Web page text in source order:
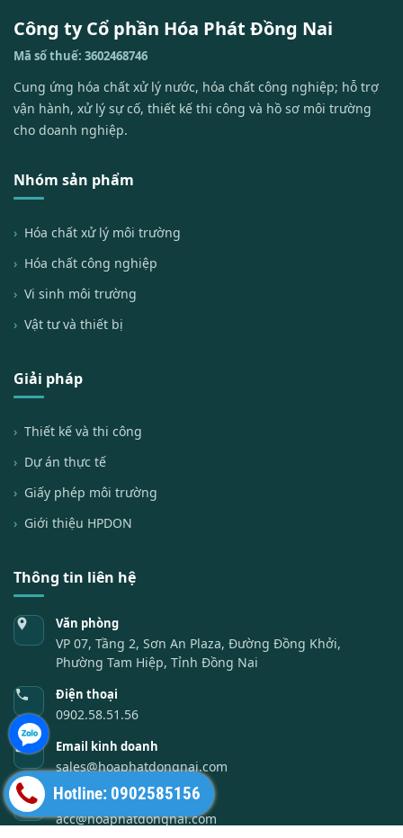
Công ty Cổ phần Hóa Phát Đồng Nai
Mã số thuế: 3602468746
Cung ứng hóa chất xử lý nước, hóa chất công nghiệp; hỗ trợ
vận hành, xử lý sự cố, thiết kế thi công và hồ sơ môi trường
cho doanh nghiệp.
Nhóm sản phẩm
Hóa chất xử lý môi trường
Hóa chất công nghiệp
Vi sinh môi trường
Vật tư và thiết bị
Giải pháp
Thiết kế và thi công
Dự án thực tế
Giấy phép môi trường
Giới thiệu HPDON
Thông tin liên hệ
Văn phòng
VP 07, Tầng 2, Sơn An Plaza, Đường Đồng Khởi,
Phường Tam Hiệp, Tỉnh Đồng Nai
Điện thoại
0902.58.51.56
Email kinh doanh
sales@hoaphatdongnai.com
Email kế toán
acc@hoaphatdongnai.com
Hotline: 0902585156